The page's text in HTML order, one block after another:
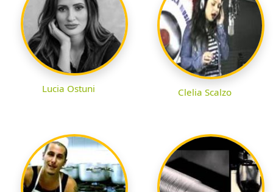
Lucia Ostuni Clelia Scalzo